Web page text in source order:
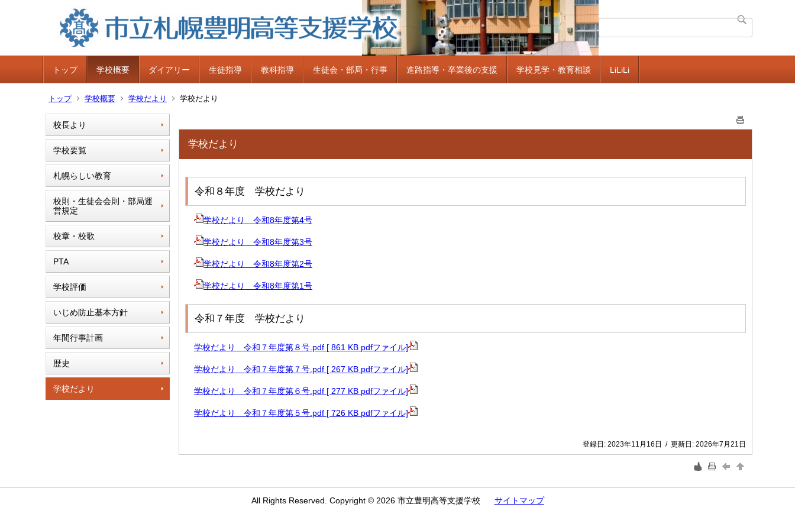
トップ 学校概要 ダイアリー 生徒指導 教科指導 生徒会・部局・行事 進路指導・卒業後の支援 学校見学・教育相談 LiLiLi
トップ 学校概要 学校だより 学校だより
校長より
学校要覧
札幌らしい教育
校則・生徒会会則・部局運
営規定
校章・校歌
PTA
学校評価
いじめ防止基本方針
年間行事計画
歴史
学校だより
学校だより
令和８年度 学校だより
学校だより 令和8年度第4号
学校だより 令和8年度第3号
学校だより 令和8年度第2号
学校だより 令和8年度第1号
令和７年度 学校だより
学校だより 令和７年度第８号.pdf [ 861 KB pdfファイル]
学校だより 令和７年度第７号.pdf [ 267 KB pdfファイル]
学校だより 令和７年度第６号.pdf [ 277 KB pdfファイル]
学校だより 令和７年度第５号.pdf [ 726 KB pdfファイル]
登録日: 2023年11月16日 / 更新日: 2026年7月21日
All Rights Reserved. Copyright © 2026 市立豊明高等支援学校 サイトマップ